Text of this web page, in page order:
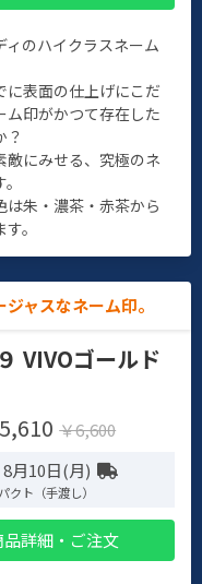
ィのハイクラスネーム
に表面の仕上げにこだ
ム印がかつて存在した
？
敵にみせる、究極のネ
は朱・濃茶・赤茶から
。
ャスなネーム印。
VIVOゴールド
5,610 ￥6,600
月10日(月)
クト（手渡し）
品詳細・ご注文